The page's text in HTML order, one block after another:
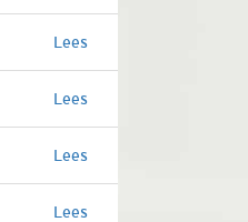
Lees
Lees
Lees
Lees